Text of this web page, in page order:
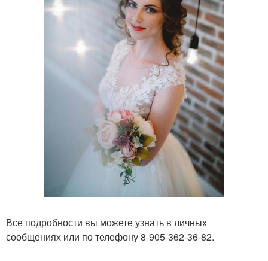
Все подробности вы можете узнать в личных
сообщениях или по телефону 8-905-362-36-82.